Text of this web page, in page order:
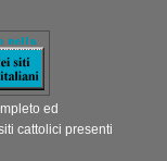
ed
cattolici presenti